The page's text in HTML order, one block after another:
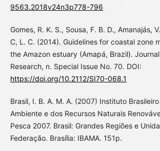
9563.2018v24n3p778-796
Gomes, R. K. S., Sousa, F. B. D., Amanajás,
C, L. C. (2014). Guidelines for coastal zone
the Amazon estuary (Amapá, Brazil).
Research, n. Special Issue No. 70. DOI:
https://doi.org/10.2112/SI70-068.1
Brasil, I. B. A. M. A. (2007) Instituto
Ambiente e dos Recursos Naturais
Pesca 2007. Brasil: Grandes Regiões e
Federação. Brasília: IBAMA. 151p.